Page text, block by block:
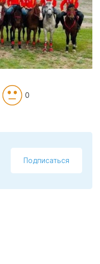
0
Подписаться